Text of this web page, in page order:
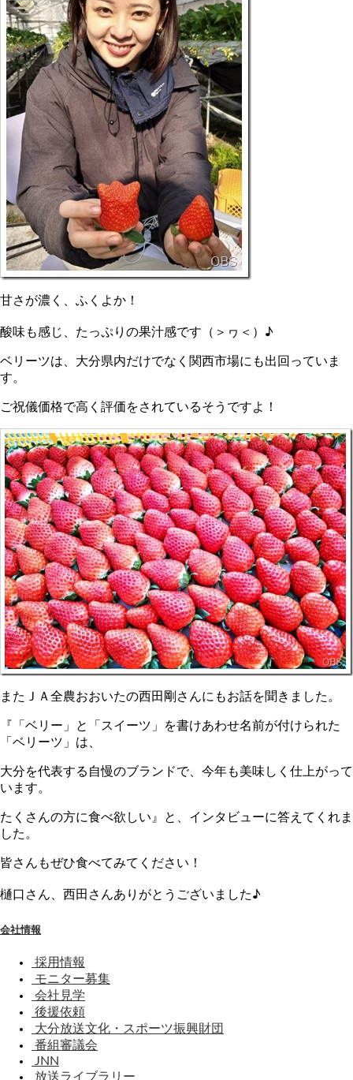
甘さが濃く、ふくよか！
酸味も感じ、たっぷりの果汁感です（＞ヮ＜）♪
ベリーツは、大分県内だけでなく関西市場にも出回っていま
す。
ご祝儀価格で高く評価をされているそうですよ！
またＪＡ全農おおいたの西田剛さんにもお話を聞きました。
『「ベリー」と「スイーツ」を書けあわせ名前が付けられた
「ベリーツ」は、
大分を代表する自慢のブランドで、今年も美味しく仕上がって
います。
たくさんの方に食べ欲しい』と、インタビューに答えてくれま
した。
皆さんもぜひ食べてみてください！
樋口さん、西田さんありがとうございました♪
会社情報
採用情報
モニター募集
会社見学
後援依頼
大分放送文化・スポーツ振興財団
番組審議会
JNN
放送ライブラリー